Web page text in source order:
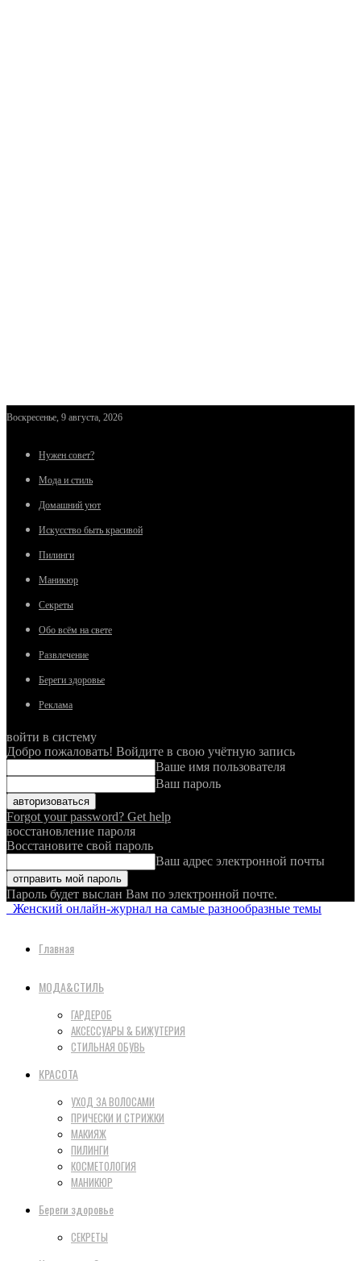
Воскресенье, 9 августа, 2026
Нужен совет?
Мода и стиль
Домашний уют
Искусство быть красивой
Пилинги
Маникюр
Секреты
Обо всём на свете
Развлечение
Береги здоровье
Реклама
войти в систему
Добро пожаловать! Войдите в свою учётную запись
Ваше имя пользователя
Ваш пароль
Forgot your password? Get help
восстановление пароля
Восстановите свой пароль
Ваш адрес электронной почты
Пароль будет выслан Вам по электронной почте.
Женский онлайн-журнал на самые разнообразные темы
Главная
МОДА&СТИЛЬ
ГАРДЕРОБ
АКСЕССУАРЫ & БИЖУТЕРИЯ
СТИЛЬНАЯ ОБУВЬ
КРАСОТА
УХОД ЗА ВОЛОСАМИ
ПРИЧЕСКИ И СТРИЖКИ
МАКИЯЖ
ПИЛИНГИ
КОСМЕТОЛОГИЯ
МАНИКЮР
Береги здоровье
СЕКРЕТЫ